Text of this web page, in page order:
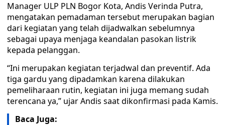
Manager ULP PLN Bogor Kota, Andis Verinda Putra,
mengatakan pemadaman tersebut merupakan bagian
dari kegiatan yang telah dijadwalkan sebelumnya
sebagai upaya menjaga keandalan pasokan listrik
kepada pelanggan.
“Ini merupakan kegiatan terjadwal dan preventif. Ada
tiga gardu yang dipadamkan karena dilakukan
pemeliharaan rutin, kegiatan ini juga memang sudah
terencana ya,” ujar Andis saat dikonfirmasi pada Kamis.
Baca Juga: